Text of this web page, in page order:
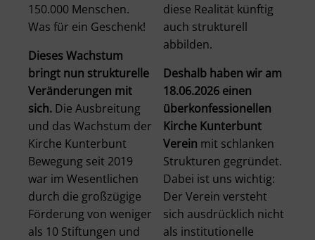
150.000 Menschen.
Was für ein Geschenk!
Dieses Wachstum
bringt nun strukturelle
Veränderungen mit
sich. Die Ausbreitung
und das Wachstum der
Kirche Kunterbunt
Bewegung seit 2019
war im Wesentlichen
durch die großzügige
Förderung von weniger
als 10 Stiftungen und
diese Realität künftig
auch strukturell
abbilden.
Deshalb haben wir am
18.06.2026 einen
überkonfessionellen
Kirche Kunterbunt
Verein mit schlanken
Strukturen gegründet.
Dabei ist uns wichtig:
Der Verein versteht
sich ausdrücklich nicht
als institutionelle